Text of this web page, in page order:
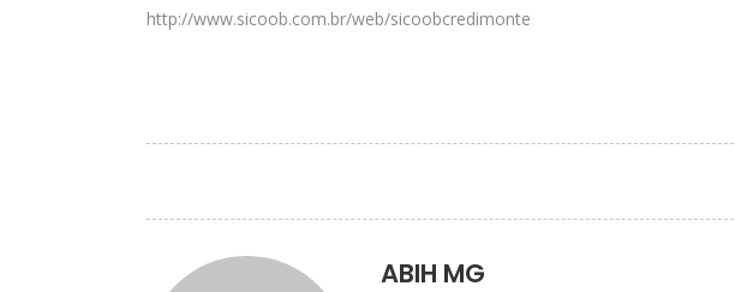
http://www.sicoob.com.br/web/sicoobcredimonte
ABIH MG